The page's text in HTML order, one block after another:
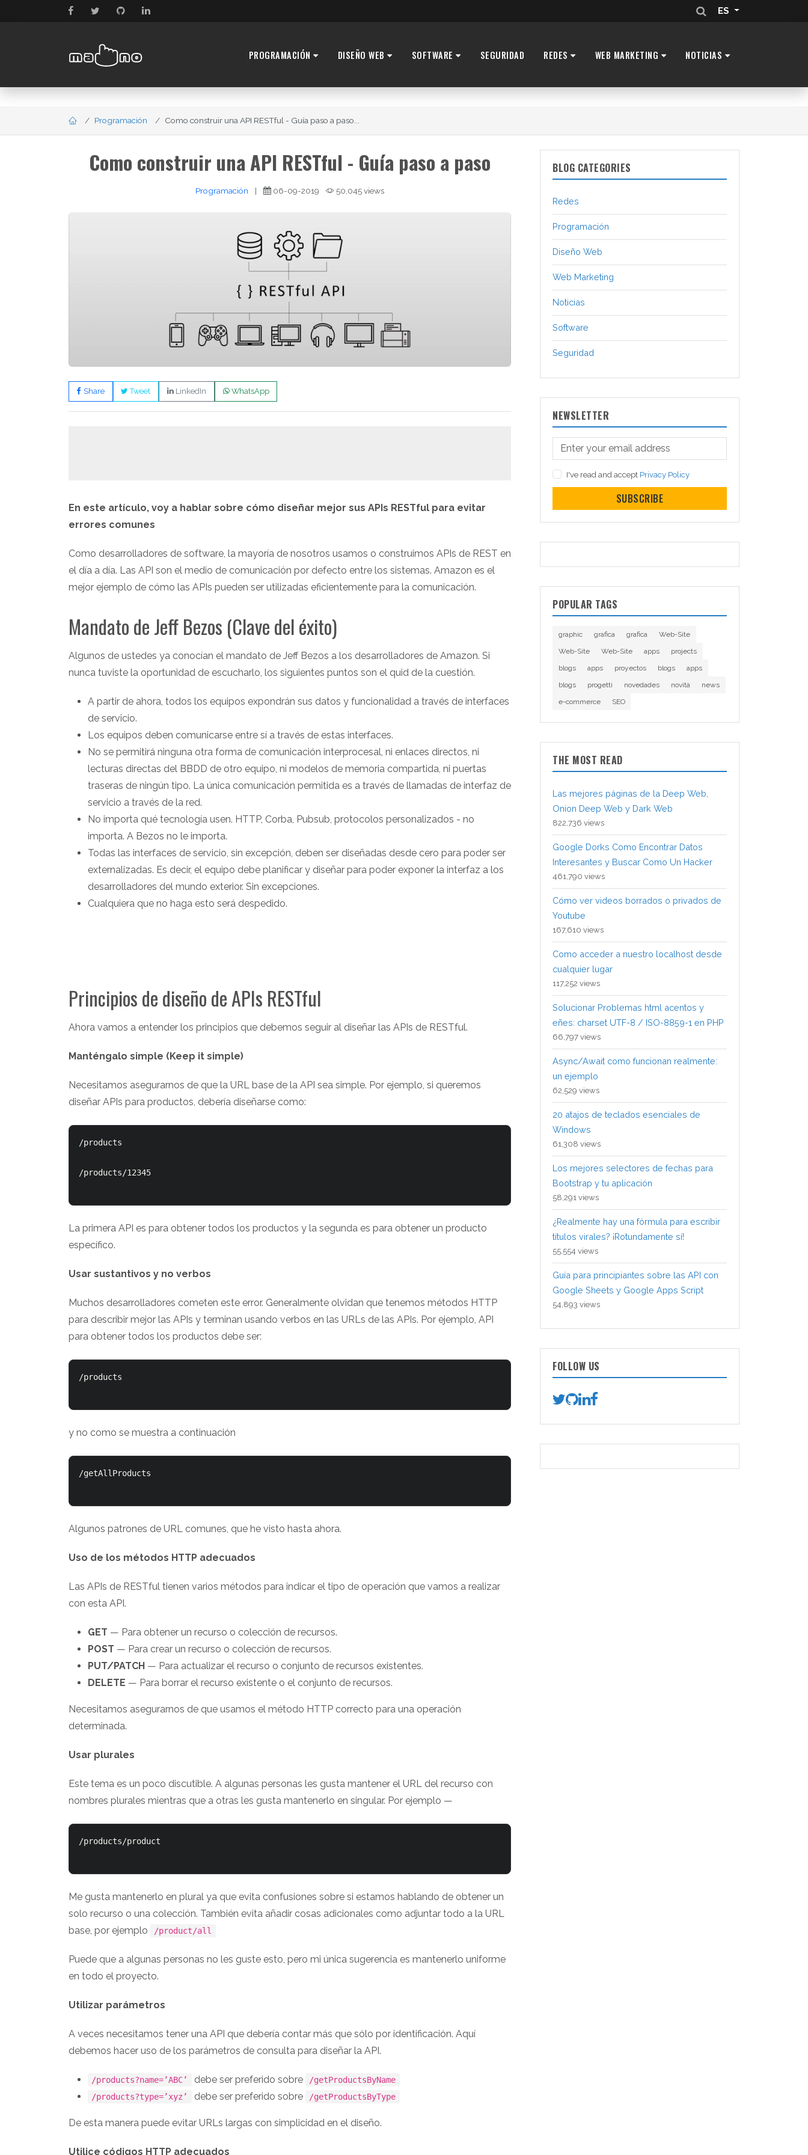
ES
PROGRAMACIÓN DISEÑO WEB SOFTWARE SEGURIDAD REDES WEB MARKETING NOTICIAS
Programación Como construir una API RESTful - Guía paso a paso...
Como construir una API RESTful - Guía paso a paso
Programación | 06-09-2019 50,045 views
Share Tweet LinkedIn WhatsApp
En este artículo, voy a hablar sobre cómo diseñar mejor sus APIs RESTful para evitar
errores comunes
Como desarrolladores de software, la mayoría de nosotros usamos o construimos APIs de REST en
el día a día. Las API son el medio de comunicación por defecto entre los sistemas. Amazon es el
mejor ejemplo de cómo las APIs pueden ser utilizadas eficientemente para la comunicación.
Mandato de Jeff Bezos (Clave del éxito)
Algunos de ustedes ya conocían el mandato de Jeff Bezos a los desarrolladores de Amazon. Si
nunca tuviste la oportunidad de escucharlo, los siguientes puntos son el quid de la cuestión.
A partir de ahora, todos los equipos expondrán sus datos y funcionalidad a través de interfaces
de servicio.
Los equipos deben comunicarse entre sí a través de estas interfaces.
No se permitirá ninguna otra forma de comunicación interprocesal, ni enlaces directos, ni
lecturas directas del BBDD de otro equipo, ni modelos de memoria compartida, ni puertas
traseras de ningún tipo. La única comunicación permitida es a través de llamadas de interfaz de
servicio a través de la red.
No importa qué tecnología usen. HTTP, Corba, Pubsub, protocolos personalizados - no
importa. A Bezos no le importa.
Todas las interfaces de servicio, sin excepción, deben ser diseñadas desde cero para poder ser
externalizadas. Es decir, el equipo debe planificar y diseñar para poder exponer la interfaz a los
desarrolladores del mundo exterior. Sin excepciones.
Cualquiera que no haga esto será despedido.
Principios de diseño de APIs RESTful
Ahora vamos a entender los principios que debemos seguir al diseñar las APIs de RESTful.
Manténgalo simple (Keep it simple)
Necesitamos asegurarnos de que la URL base de la API sea simple. Por ejemplo, si queremos
diseñar APIs para productos, debería diseñarse como:
/products
/products/12345
La primera API es para obtener todos los productos y la segunda es para obtener un producto
específico.
Usar sustantivos y no verbos
Muchos desarrolladores cometen este error. Generalmente olvidan que tenemos métodos HTTP
para describir mejor las APIs y terminan usando verbos en las URLs de las APIs. Por ejemplo, API
para obtener todos los productos debe ser:
/products
y no como se muestra a continuación
/getAllProducts
Algunos patrones de URL comunes, que he visto hasta ahora.
Uso de los métodos HTTP adecuados
Las APIs de RESTful tienen varios métodos para indicar el tipo de operación que vamos a realizar
con esta API.
GET — Para obtener un recurso o colección de recursos.
POST — Para crear un recurso o colección de recursos.
PUT/PATCH — Para actualizar el recurso o conjunto de recursos existentes.
DELETE — Para borrar el recurso existente o el conjunto de recursos.
Necesitamos asegurarnos de que usamos el método HTTP correcto para una operación
determinada.
Usar plurales
Este tema es un poco discutible. A algunas personas les gusta mantener el URL del recurso con
nombres plurales mientras que a otras les gusta mantenerlo en singular. Por ejemplo —
/products/product
Me gusta mantenerlo en plural ya que evita confusiones sobre si estamos hablando de obtener un
solo recurso o una colección. También evita añadir cosas adicionales como adjuntar todo a la URL
base, por ejemplo
/product/all
Puede que a algunas personas no les guste esto, pero mi única sugerencia es mantenerlo uniforme
en todo el proyecto.
Utilizar parámetros
A veces necesitamos tener una API que debería contar más que sólo por identificación. Aquí
debemos hacer uso de los parámetros de consulta para diseñar la API.
/products?name=’ABC’ debe ser preferido sobre
/getProductsByName
/products?type=’xyz’
debe ser preferido sobre /getProductsByType
De esta manera puede evitar URLs largas con simplicidad en el diseño.
Utilice códigos HTTP adecuados
BLOG CATEGORIES
Redes
Programación
Diseño Web
Web Marketing
Noticias
Software
Seguridad
NEWSLETTER
I've read and accept Privacy Policy
SUBSCRIBE
POPULAR TAGS
graphic grafica grafica
Web-Site
Web-Site
Web-Site apps
projects
blogs
apps proyectos blogs
apps
blogs
progetti novedades novità
news
e-commerce
SEO
THE MOST READ
Las mejores páginas de la Deep Web,
Onion Deep Web y Dark Web
822,736 views
Google Dorks Como Encontrar Datos
Interesantes y Buscar Como Un Hacker
461,790 views
Cómo ver videos borrados o privados de
Youtube
167,610 views
Como acceder a nuestro localhost desde
cualquier lugar
117,252 views
Solucionar Problemas html acentos y
eñes: charset UTF-8 / ISO-8859-1 en PHP
66,797 views
Async/Await como funcionan realmente:
un ejemplo
62,529 views
20 atajos de teclados esenciales de
Windows
61,308 views
Los mejores selectores de fechas para
Bootstrap y tu aplicación
58,291 views
¿Realmente hay una fórmula para escribir
títulos virales? ¡Rotundamente sí!
55,554 views
Guía para principiantes sobre las API con
Google Sheets y Google Apps Script
54,893 views
FOLLOW US